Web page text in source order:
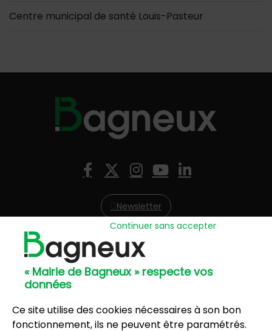
« Mairie de Bagneux » respecte vos
données
Ce site utilise des cookies nécessaires à son bon
fonctionnement, ils ne peuvent être paramétrés.
Continuer sans accepter
Centre municipal de santé Louis-Pasteur
Facebook
X (Twitter)
Instagram
YouTube
LinkedIn
Newsletter
Hôtel de Ville
57, avenue Henri Ravera - 92220 Bagneux
01 42 31 60 00
8, résidence du Port Galand - 92220 Bagneux
01 45 47 62 00